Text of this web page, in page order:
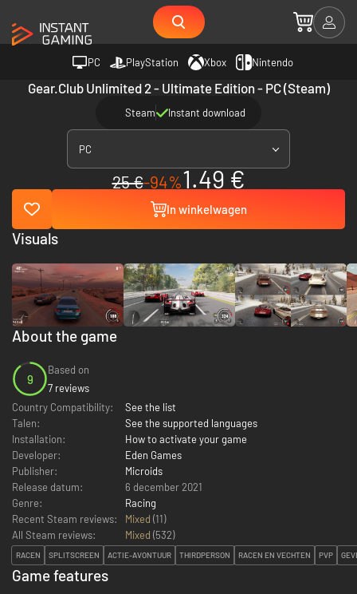
PC PlayStation Xbox Nintendo
Gear.Club Unlimited 2 - Ultimate Edition - PC (Steam)
Steam Instant download
PC
25 €-94%1.49 €
In winkelwagen
About the game
9
Based on
7 reviews
Country Compatibility:
See the list
Talen:
See the supported languages
Installation:
How to activate your game
Developer:
Eden Games
Publisher:
Microids
Release datum:
6 december 2021
Genre:
Racing
Recent Steam reviews:
Mixed (11)
All Steam reviews:
Mixed (532)
RACEN SPLITSCREEN ACTIE-AVONTUUR THIRDPERSON RACEN EN VECHTEN PVP
Visuals
Game features